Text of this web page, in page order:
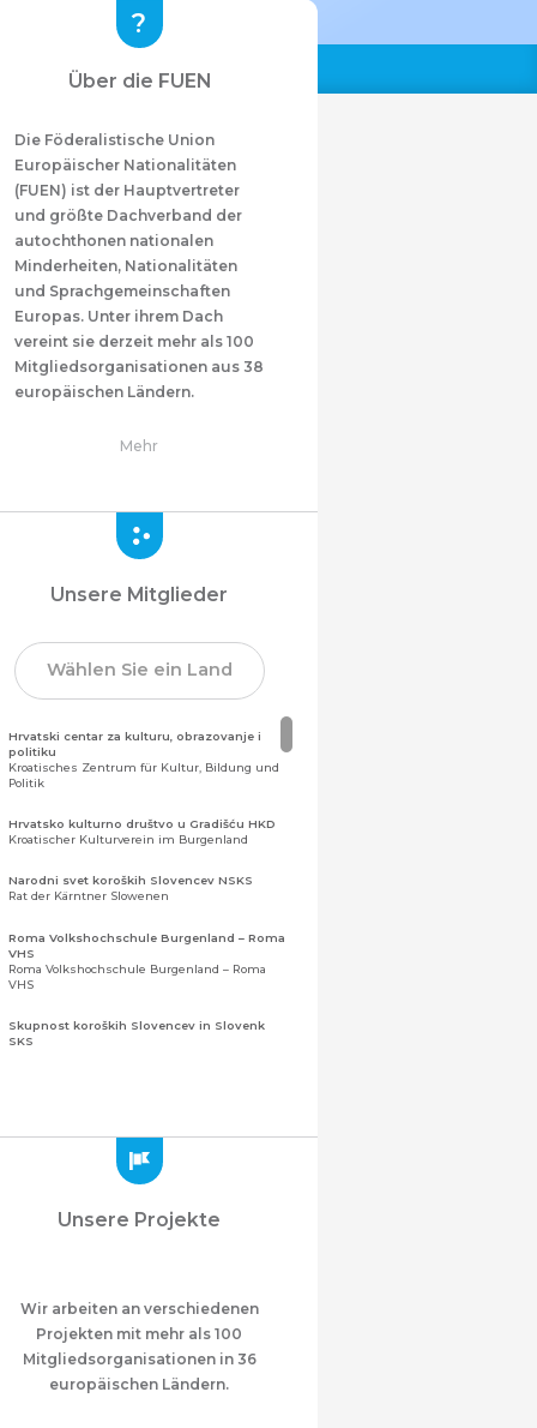
Über die FUEN
Die Föderalistische Union
Europäischer Nationalitäten
(FUEN) ist der Hauptvertreter
und größte Dachverband der
autochthonen nationalen
Minderheiten, Nationalitäten
und Sprachgemeinschaften
Europas. Unter ihrem Dach
vereint sie derzeit mehr als 100
Mitgliedsorganisationen aus 38
europäischen Ländern.
Mehr
Unsere Mitglieder
Wählen Sie ein Land
Hrvatski centar za kulturu, obrazovanje i
politiku
Kroatisches Zentrum für Kultur, Bildung und
Politik
Hrvatsko kulturno društvo u Gradišću HKD
Kroatischer Kulturverein im Burgenland
Narodni svet koroških Slovencev NSKS
Rat der Kärntner Slowenen
Roma Volkshochschule Burgenland – Roma
VHS
Roma Volkshochschule Burgenland – Roma
VHS
Skupnost koroških Slovencev in Slovenk
SKS
Montenegrinische Gemeinschaft in Albanien
Mazedonischer Verein "Ilinden" – Tirana
Meshet Türkleri Cemiyeti Azerbaycan’da
“VATAN”
"Vatan" Öffentliche Union der in
Aserbaidschan lebenden Ahiska-Türken
Unsere Projekte
Wir arbeiten an verschiedenen
Projekten mit mehr als 100
Mitgliedsorganisationen in 36
europäischen Ländern.